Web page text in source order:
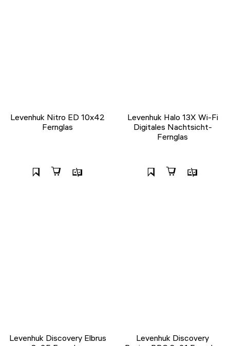
Levenhuk Nitro ED 10x42
Fernglas
Levenhuk Halo 13X Wi-Fi
Digitales Nachtsicht-
Fernglas
Levenhuk Discovery Elbrus
Levenhuk Discovery